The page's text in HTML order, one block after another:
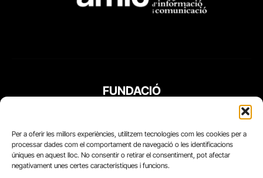
Per a oferir les millors experiències, utilitzem tecnologies com les cookies per a
processar dades com el comportament de navegació o les identificacions
úniques en aquest lloc. No consentir o retirar el consentiment, pot afectar
negativament unes certes característiques i funcions.
FUNDACIÓ